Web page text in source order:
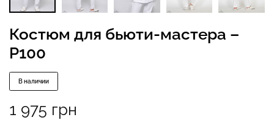
Костюм для бьюти-мастера –
P100
В наличии
1 975 грн